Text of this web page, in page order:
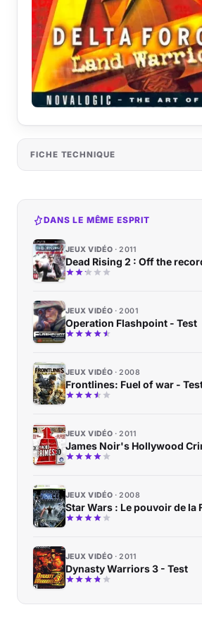
FICHE TECHNIQUE
DANS LE MÊME ESPRIT
JEUX VIDÉO 2011
Dead Rising 2 : Off the
JEUX VIDÉO 2001
Operation Flashpoint - Test
JEUX VIDÉO 2008
Frontlines: Fuel of war -
JEUX VIDÉO 2011
James Noir's Hollywood
JEUX VIDÉO 2008
Star Wars : Le pouvoir de la
JEUX VIDÉO 2011
Dynasty Warriors 3 - Test